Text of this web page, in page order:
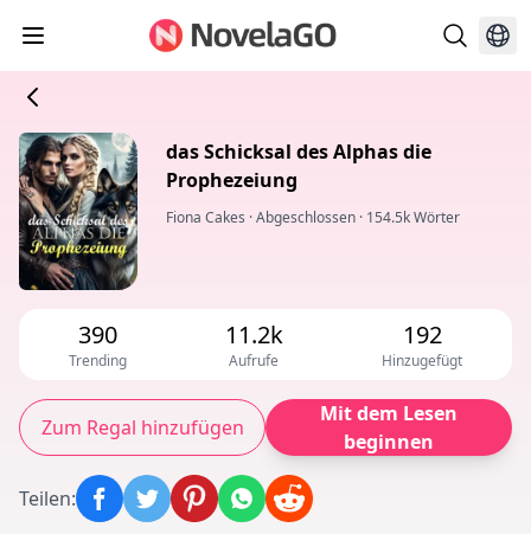
das Schicksal des Alphas die
Prophezeiung
Fiona Cakes ·Abgeschlossen · 154.5k Wörter
390
Trending
11.2k
Aufrufe
192
Hinzugefügt
Zum Regal hinzufügen
Mit dem Lesen
beginnen
Teilen: